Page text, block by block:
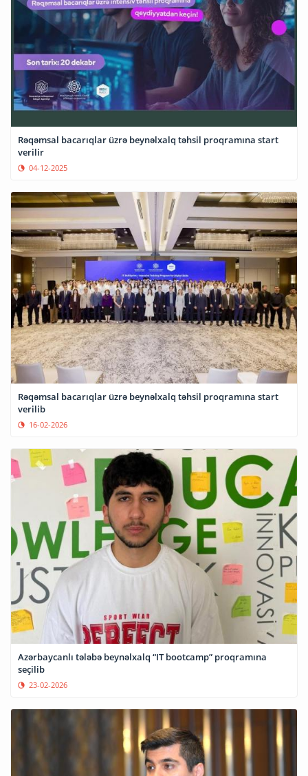
Rəqəmsal bacarıqlar üzrə beynəlxalq təhsil proqramına start
verilir
04-12-2025
Rəqəmsal bacarıqlar üzrə beynəlxalq təhsil proqramına start
verilib
16-02-2026
Azərbaycanlı tələbə beynəlxalq “IT bootcamp” proqramına
seçilib
23-02-2026